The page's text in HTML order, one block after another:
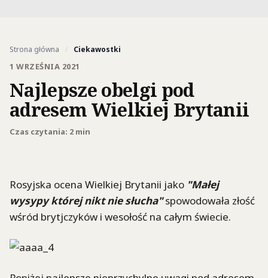
Strona główna / Ciekawostki
1 WRZEŚNIA 2021
Najlepsze obelgi pod
adresem Wielkiej Brytanii
Czas czytania: 2 min
Rosyjska ocena Wielkiej Brytanii jako "Małej
wysypy której nikt nie słucha"spowodowała złość
wśród brytjczyków i wesołość na całym świecie.